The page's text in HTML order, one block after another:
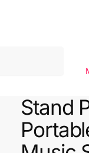
Stand